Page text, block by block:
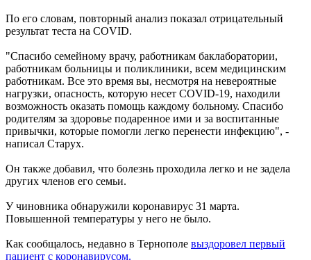
По его словам, повторный анализ показал отрицательный
результат теста на COVID.
"Спасибо семейному врачу, работникам баклаборатории,
работникам больницы и поликлиники, всем медицинским
работникам. Все это время вы, несмотря на невероятные
нагрузки, опасность, которую несет COVID-19, находили
возможность оказать помощь каждому больному. Спасибо
родителям за здоровье подаренное ими и за воспитанные
привычки, которые помогли легко перенести инфекцию", -
написал Старух.
Он также добавил, что болезнь проходила легко и не задела
других членов его семьи.
У чиновника обнаружили коронавирус 31 марта.
Повышенной температуры у него не было.
Как сообщалось, недавно в Тернополе выздоровел первый
пациент с коронавирусом.